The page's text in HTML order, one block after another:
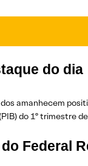
do dia
amanhecem
do 1º trimestre
Federal